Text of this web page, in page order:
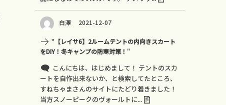
白澤 2021-12-07
" 【レイサ6】2ルームテントの内向きスカート
をDIY！冬キャンプの防寒対策！ "
こんにちは、はじめまして！ テントのスカ
ートを自作出来ないか、と検索してたところ、
すねちゃまさんのサイトにたどり着きました！
当方スノーピークのヴォールトに...